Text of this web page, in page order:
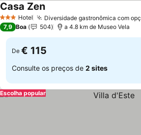
3 EstrelasHotel Diversidade gastronômica com
Casa ZenVer preços
7,9 Boa 504 a 4.8 km de Museo Vela
De € 115
Consulte os preços de 2 sites
Escolha popular